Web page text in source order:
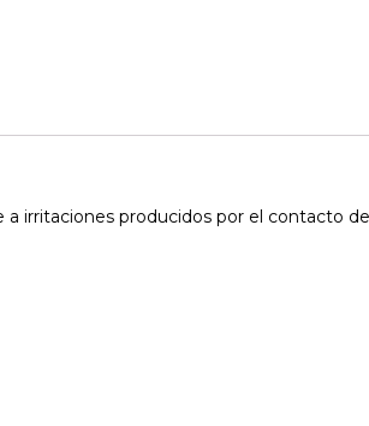
irritaciones producidos por el contacto